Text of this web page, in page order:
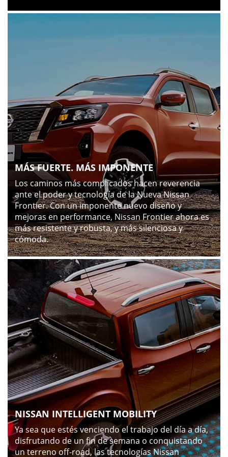
MÁS FUERTE. MÁS IMPONENTE
Los caminos más complicados hacen reverencia
ante el poder y tecnología de la Nueva Nissan
Frontier. Con un imponente nuevo diseño y
mejoras en performance, Nissan Frontier ahora es
más resistente y robusta, y más silenciosa y
cómoda.
NISSAN INTELLIGENT MOBILITY
Ya sea que estés venciendo el trabajo del día a día,
disfrutando de un fin de semana o conquistando
un terreno off-road, las tecnologías Nissan